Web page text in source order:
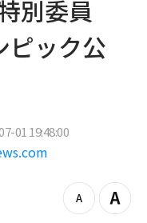
別委員
ピック公
01 19:48:00
z
Z